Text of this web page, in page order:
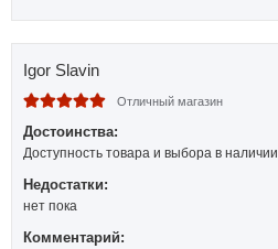
Igor Slavin
Отличный магазин
Достоинства:
Доступность товара и выбора в наличии
Недостатки:
нет пока
Комментарий: